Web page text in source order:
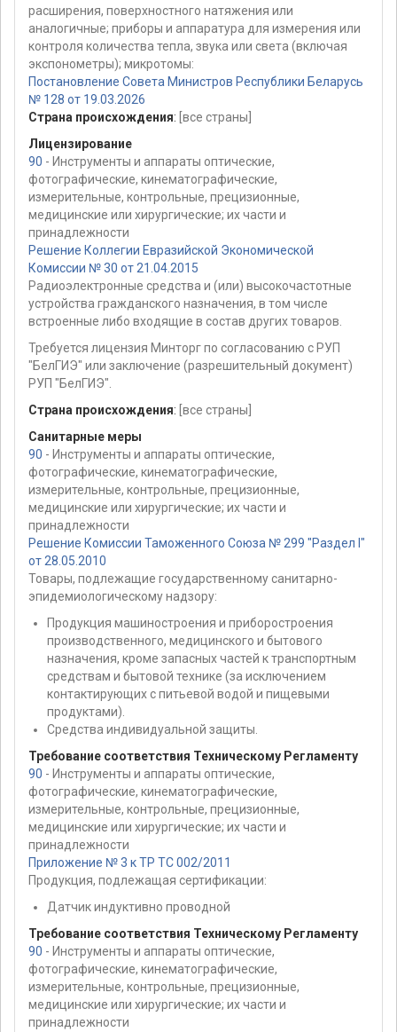
расширения, поверхностного натяжения или
аналогичные; приборы и аппаратура для измерения или
контроля количества тепла, звука или света (включая
экспонометры); микротомы:
Постановление Совета Министров Республики Беларусь
№ 128 от 19.03.2026
Страна происхождения: [все страны]
Лицензирование
90 - Инструменты и аппараты оптические,
фотографические, кинематографические,
измерительные, контрольные, прецизионные,
медицинские или хирургические; их части и
принадлежности
Решение Коллегии Евразийской Экономической
Комиссии № 30 от 21.04.2015
Радиоэлектронные средства и (или) высокочастотные
устройства гражданского назначения, в том числе
встроенные либо входящие в состав других товаров.
Требуется лицензия Минторг по согласованию с РУП
"БелГИЭ" или заключение (разрешительный документ)
РУП "БелГИЭ".
Страна происхождения: [все страны]
Санитарные меры
90 - Инструменты и аппараты оптические,
фотографические, кинематографические,
измерительные, контрольные, прецизионные,
медицинские или хирургические; их части и
принадлежности
Решение Комиссии Таможенного Союза № 299 "Раздел I"
от 28.05.2010
Товары, подлежащие государственному санитарно-
эпидемиологическому надзору:
Продукция машиностроения и приборостроения
производственного, медицинского и бытового
назначения, кроме запасных частей к транспортным
средствам и бытовой технике (за исключением
контактирующих с питьевой водой и пищевыми
продуктами).
Средства индивидуальной защиты.
Требование соответствия Техническому Регламенту
90 - Инструменты и аппараты оптические,
фотографические, кинематографические,
измерительные, контрольные, прецизионные,
медицинские или хирургические; их части и
принадлежности
Приложение № 3 к ТР ТС 002/2011
Продукция, подлежащая сертификации:
Датчик индуктивно проводной
Требование соответствия Техническому Регламенту
90 - Инструменты и аппараты оптические,
фотографические, кинематографические,
измерительные, контрольные, прецизионные,
медицинские или хирургические; их части и
принадлежности